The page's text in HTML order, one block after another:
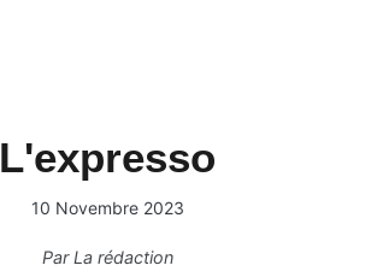
L'expresso
10 Novembre 2023
ParLa rédaction